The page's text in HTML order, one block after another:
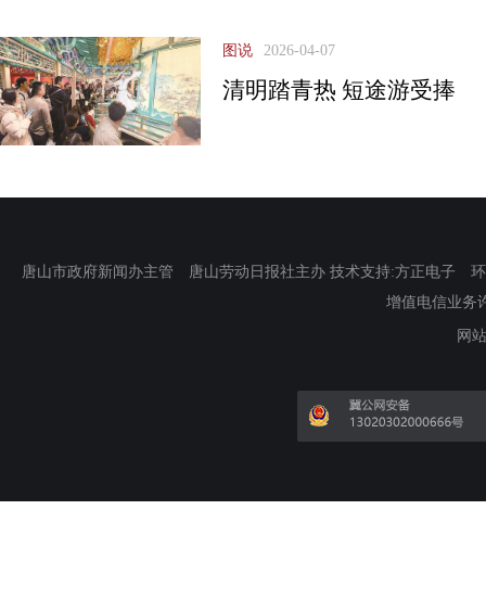
图说 2026-04-07
清明踏青热 短途游受捧
唐山市政府新闻办主管 唐山劳动日报社主办 技术支持:方正电子
增值电信业务
网